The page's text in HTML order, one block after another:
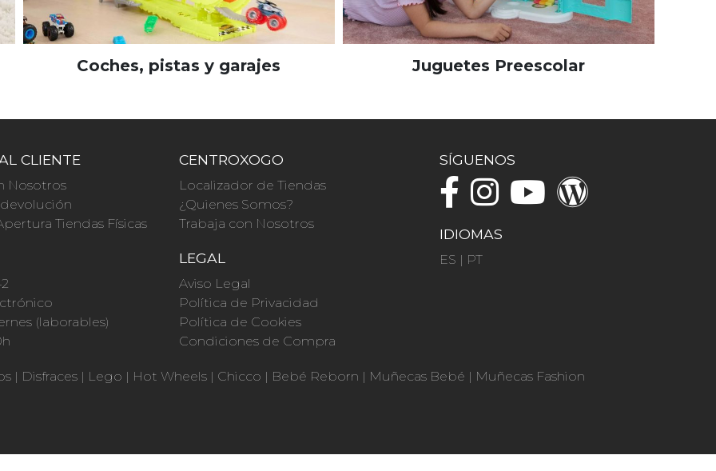
Coches, pistas y garajes Juguetes Preescolar
CLIENTE
Nosotros
Tiendas Físicas
(laborables)
CENTROXOGO
Localizador de Tiendas
¿Quienes Somos?
Trabaja con Nosotros
LEGAL
Aviso Legal
Política de Privacidad
Política de Cookies
Condiciones de Compra
SÍGUENOS
IDIOMAS
ES | PT
| Disfraces | Lego | Hot Wheels | Chicco | Bebé Reborn | Muñecas Bebé | Muñecas Fashion